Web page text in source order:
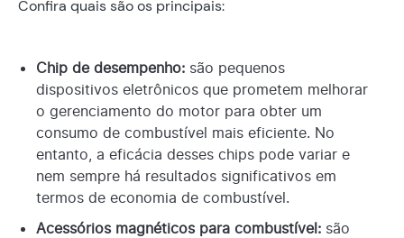
Confira quais são os principais:
Chip de desempenho: são pequenos
dispositivos eletrônicos que prometem melhorar
o gerenciamento do motor para obter um
consumo de combustível mais eficiente. No
entanto, a eficácia desses chips pode variar e
nem sempre há resultados significativos em
termos de economia de combustível.
Acessórios magnéticos para combustível: são